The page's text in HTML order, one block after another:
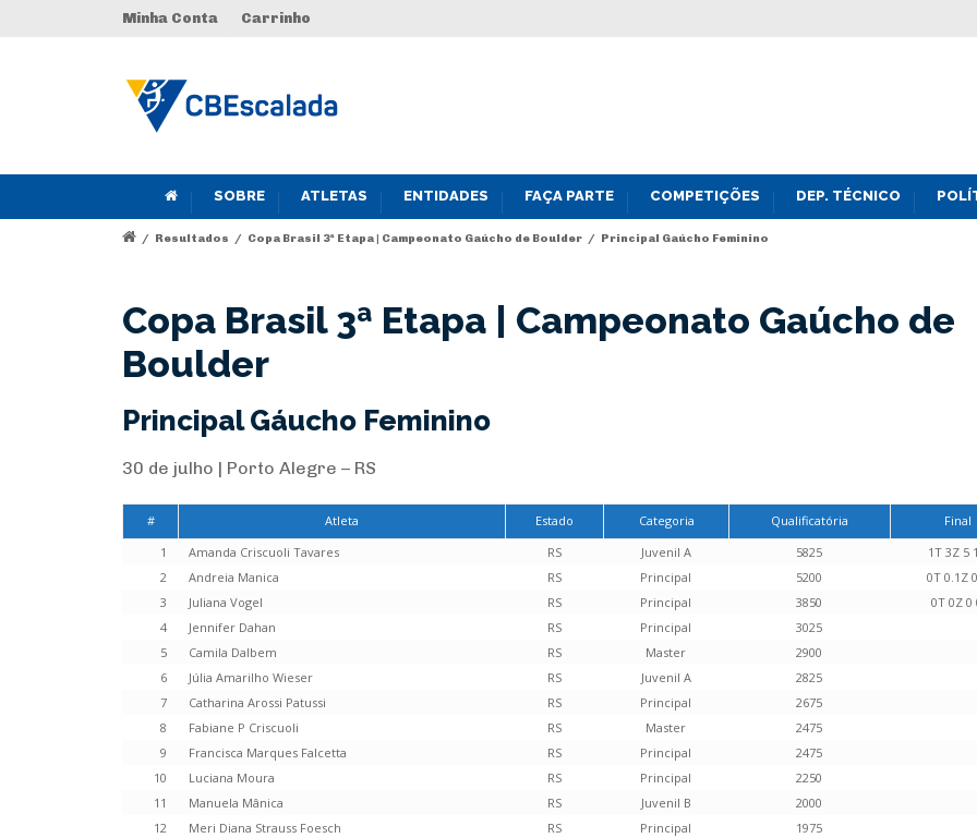
Minha Conta Carrinho
SOBRE ATLETAS ENTIDADES FAÇA PARTE COMPETIÇÕES DEP. TÉCNICO
/ Resultados / Copa Brasil 3ª Etapa | Campeonato Gaúcho de Boulder / Principal Gaúcho Feminino
Copa Brasil 3ª Etapa | Campeonato Gaúcho de
Boulder
Principal Gáucho Feminino
30 de julho | Porto Alegre – RS
# Atleta Estado Categoria Qualificatória
Final
1
Amanda Criscuoli Tavares RS Juvenil A 5825
1T 3Z 5
2
Andreia Manica RS Principal 5200
0T 0.1Z
3
Juliana Vogel RS Principal 3850
0T 0Z 0
4
Jennifer Dahan RS Principal
3025
5
Camila Dalbem RS Master
2900
6
Júlia Amarilho Wieser RS Juvenil A
2825
7
Catharina Arossi Patussi RS Principal
2675
8
Fabiane P Criscuoli RS Master
2475
9
Francisca Marques Falcetta RS Principal
2475
10
Luciana Moura RS Principal
2250
11
Manuela Mânica RS Juvenil B
2000
12
Meri Diana Strauss Foesch RS Principal
1975